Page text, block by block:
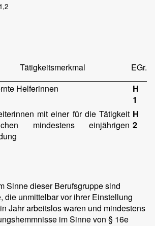
1,2
Tätigkeitsmerkmal
EGr.
Helferinnen
H
1
mit einer für die Tätigkeit
mindestens einjährigen
H
2
Sinne dieser Berufsgruppe sind
die unmittelbar vor ihrer Einstellung
Jahr arbeitslos waren und mindestens
im Sinne von § 16e